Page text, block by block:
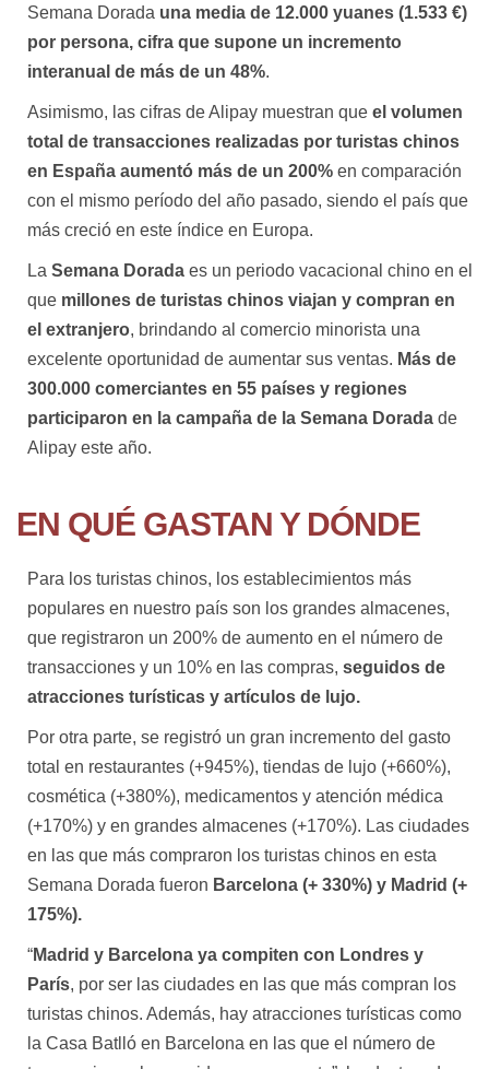
Semana Dorada una media de 12.000 yuanes (1.533 €)
por persona, cifra que supone un incremento
interanual de más de un 48%.
Asimismo, las cifras de Alipay muestran que el volumen
total de transacciones realizadas por turistas chinos
en España aumentó más de un 200% en comparación
con el mismo período del año pasado, siendo el país que
más creció en este índice en Europa.
La Semana Dorada es un periodo vacacional chino en el
que millones de turistas chinos viajan y compran en
el extranjero, brindando al comercio minorista una
excelente oportunidad de aumentar sus ventas. Más de
300.000 comerciantes en 55 países y regiones
participaron en la campaña de la Semana Dorada de
Alipay este año.
EN QUÉ GASTAN Y DÓNDE
Para los turistas chinos, los establecimientos más
populares en nuestro país son los grandes almacenes,
que registraron un 200% de aumento en el número de
transacciones y un 10% en las compras, seguidos de
atracciones turísticas y artículos de lujo.
Por otra parte, se registró un gran incremento del gasto
total en restaurantes (+945%), tiendas de lujo (+660%),
cosmética (+380%), medicamentos y atención médica
(+170%) y en grandes almacenes (+170%). Las ciudades
en las que más compraron los turistas chinos en esta
Semana Dorada fueron Barcelona (+ 330%) y Madrid (+
175%).
“Madrid y Barcelona ya compiten con Londres y
París, por ser las ciudades en las que más compran los
turistas chinos. Además, hay atracciones turísticas como
la Casa Batlló en Barcelona en las que el número de